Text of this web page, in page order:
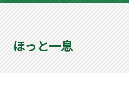
ほっと一息